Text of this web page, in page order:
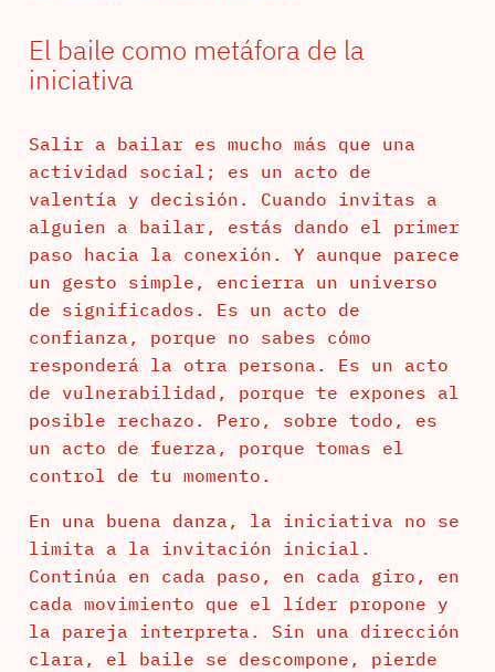
El baile como metáfora de la
iniciativa
Salir a bailar es mucho más que una
actividad social; es un acto de
valentía y decisión. Cuando invitas a
alguien a bailar, estás dando el primer
paso hacia la conexión. Y aunque parece
un gesto simple, encierra un universo
de significados. Es un acto de
confianza, porque no sabes cómo
responderá la otra persona. Es un acto
de vulnerabilidad, porque te expones al
posible rechazo. Pero, sobre todo, es
un acto de fuerza, porque tomas el
control de tu momento.
En una buena danza, la iniciativa no se
limita a la invitación inicial.
Continúa en cada paso, en cada giro, en
cada movimiento que el líder propone y
la pareja interpreta. Sin una dirección
clara, el baile se descompone, pierde